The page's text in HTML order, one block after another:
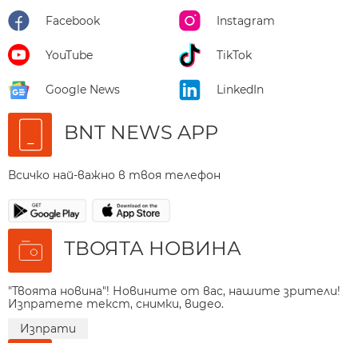
Facebook Instagram
YouTube TikTok
Google News LinkedIn
BNT NEWS APP
Всичко най-важно в твоя телефон
ТВОЯТА НОВИНА
"Твоята новина"! Новините от вас, нашите зрители!
Изпратете текст, снимки, видео.
Изпрати